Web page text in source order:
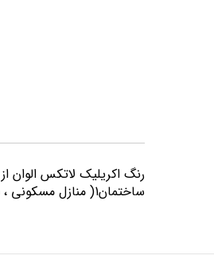
رنگ اكريليك لاتكس الوان
ساختمان1( منازل مسكوني ، بيمارستان ، مهدكودك ، اتاق خواب و كليه اماكني كه از لحاظ بهداشتي از حساسيت بيشتري برخوردارند) مورد استفاده قرار می گیرد.